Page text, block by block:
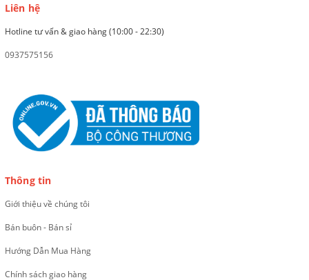
Liên hệ
Hotline tư vấn & giao hàng (10:00 - 22:30)
0937575156
Thông tin
Giới thiệu về chúng tôi
Bán buôn - Bán sỉ
Hướng Dẫn Mua Hàng
Chính sách giao hàng